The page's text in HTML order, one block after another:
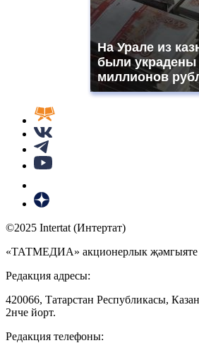
На Урале из
были украдены
миллионов
©2025 Intertat (Интертат)
«ТАТМЕДИА» акционерлык җәмгыяте
Редакция адресы:
420066, Татарстан Республикасы,
2нче йорт.
Редакция телефоны: